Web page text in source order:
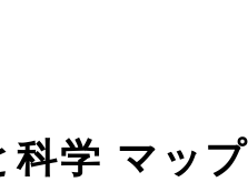
科学 マップ